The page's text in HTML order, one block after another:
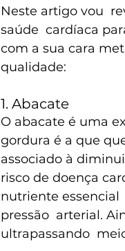
Neste artigo vou
saúde  cardíaca
com a sua cara
qualidade:
1. Abacate
O abacate é uma
gordura é a que
associado à
risco de doença
nutriente essencial
pressão  arterial.
ultrapassando